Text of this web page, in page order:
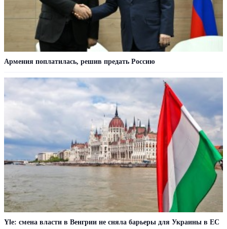
Армения поплатилась, решив предать Россию
Yle: смена власти в Венгрии не сняла барьеры для Украины в ЕС